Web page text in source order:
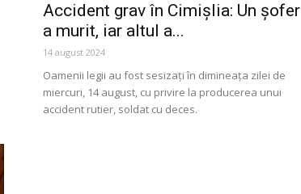
Accident grav în Cimișlia: Un șofer
a murit, iar altul a...
14 august 2024
Oamenii legii au fost sesizați în dimineața zilei de
miercuri, 14 august, cu privire la producerea unui
accident rutier, soldat cu deces.